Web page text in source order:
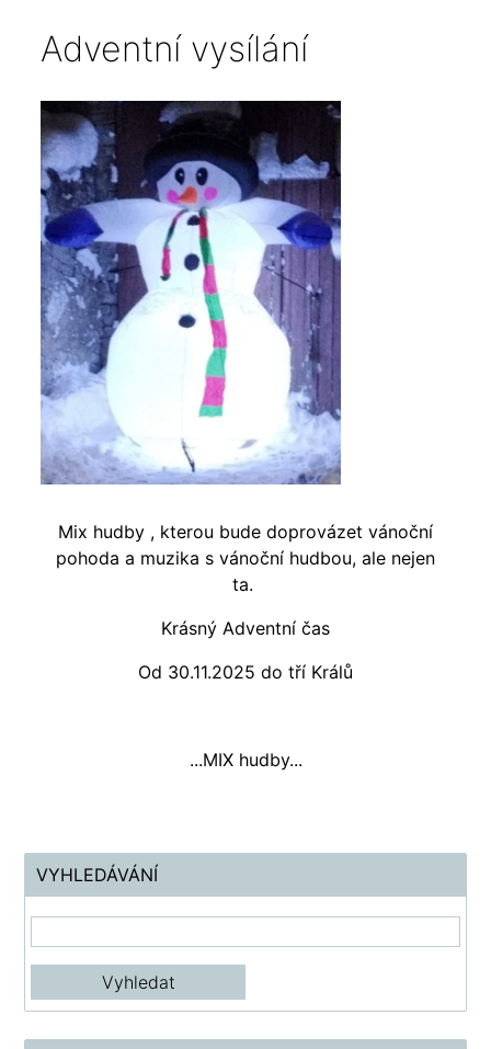
Adventní vysílání
Mix hudby , kterou bude doprovázet vánoční
pohoda a muzika s vánoční hudbou, ale nejen
ta.
Krásný Adventní čas
Od 30.11.2025 do tří Králů
...MIX hudby...
VYHLEDÁVÁNÍ